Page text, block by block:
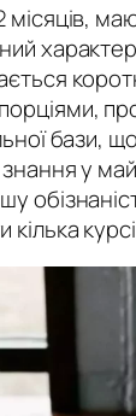
бази,
у